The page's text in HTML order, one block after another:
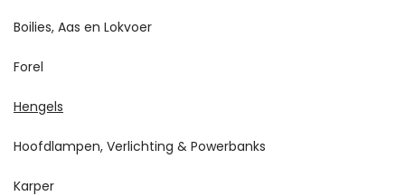
Boilies, Aas en Lokvoer
Forel
Hengels
Hoofdlampen, Verlichting & Powerbanks
Karper